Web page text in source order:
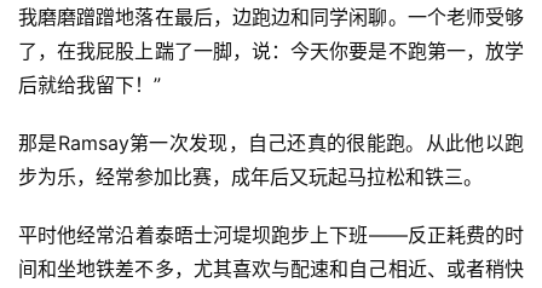
我磨磨蹭蹭地落在最后，边跑边和同学闲聊。一个老师受够
了，在我屁股上踹了一脚，说：今天你要是不跑第一，放学
后就给我留下！”
那是Ramsay第一次发现，自己还真的很能跑。从此他以跑
步为乐，经常参加比赛，成年后又玩起马拉松和铁三。
平时他经常沿着泰晤士河堤坝跑步上下班——反正耗费的时
间和坐地铁差不多，尤其喜欢与配速和自己相近、或者稍快